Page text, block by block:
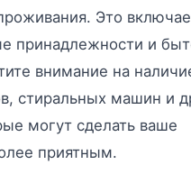
Это
принадлежности и
внимание на
стиральных машин и
могут сделать ваше
приятным.